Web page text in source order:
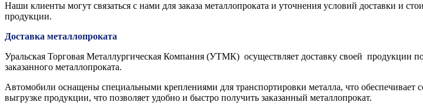
Наши клиенты могут связаться с нами для заказа металлопроката и уточнения условий доставки и
продукции.
Доставка металлопроката
Уральская Торговая Металлургическая Компания (УТМК) осуществляет доставку своей продукции
заказанного металлопроката.
Автомобили оснащены специальными креплениями для транспортировки металла, что обеспечивает
выгрузке продукции, что позволяет удобно и быстро получить заказанный металлопрокат.